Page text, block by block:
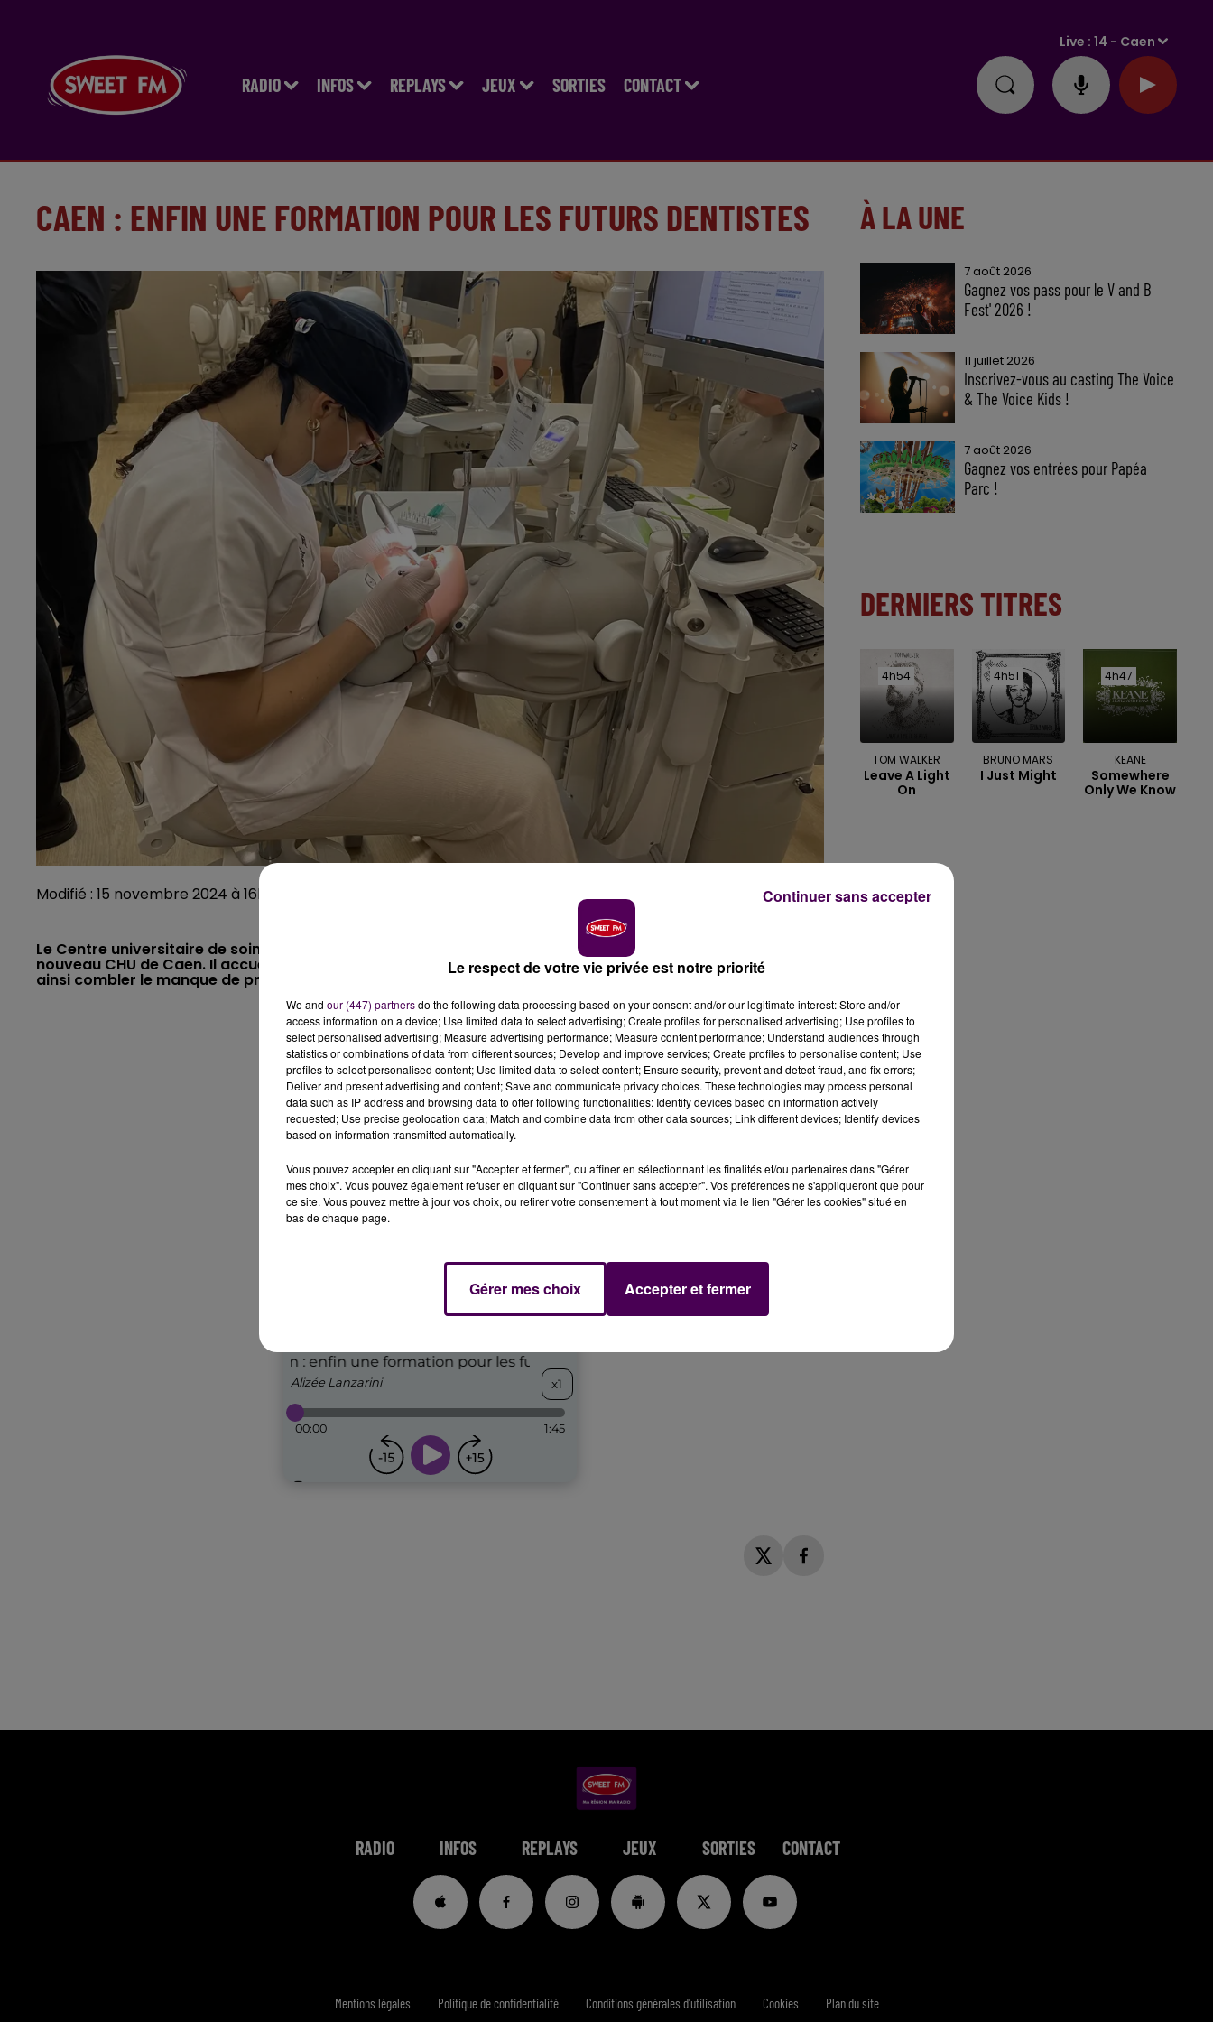
RADIO INFOS REPLAYS JEUX SORTIES CONTACT
Live :14 - Caen
CAEN : ENFIN UNE FORMATION POUR LES FUTURS DENTISTES
Modifié : 15 novembre 2024 à 16h21 par Alizée Lanzarini / crédit photo : Sweet FM
Le Centre universitaire de soins dentaires a été officiellement inauguré ce jeudi 14 novembre sur le site du
nouveau CHU de Caen. Il accueille des patients mais surtout, il permet de former les futurs dentistes et
ainsi combler le manque de praticiens dans la région.
À LA UNE
7 août 2026
Gagnez vos pass pour le V and B
Fest' 2026 !
11 juillet 2026
Inscrivez-vous au casting The Voice
& The Voice Kids !
7 août 2026
Gagnez vos entrées pour Papéa
Parc !
DERNIERS TITRES
4h54
4h54
TOM WALKER
Leave A Light
On
4h51
4h51
BRUNO MARS
I Just Might
4h47
4h47
KEANE
Somewhere
Only We Know
RADIO INFOS REPLAYS JEUX SORTIES CONTACT
Mentions légales Politique de confidentialité Conditions générales d'utilisation Cookies Plan du site
Le respect de votre vie privée est notre priorité
We and our (447) partnersdo the following data processing based on your consent and/or our legitimate interest: Store and/or
access information on a device; Use limited data to select advertising; Create profiles for personalised advertising; Use profiles to
select personalised advertising; Measure advertising performance; Measure content performance; Understand audiences through
statistics or combinations of data from different sources; Develop and improve services; Create profiles to personalise content; Use
profiles to select personalised content; Use limited data to select content; Ensure security, prevent and detect fraud, and fix errors;
Deliver and present advertising and content; Save and communicate privacy choices. These technologies may process personal
data such as IP address and browsing data to offer following functionalities: Identify devices based on information actively
requested; Use precise geolocation data; Match and combine data from other data sources; Link different devices; Identify devices
based on information transmitted automatically.
Vous pouvez accepter en cliquant sur "Accepter et fermer", ou affiner en sélectionnant les finalités et/ou partenaires dans "Gérer
mes choix". Vous pouvez également refuser en cliquant sur "Continuer sans accepter". Vos préférences ne s'appliqueront que pour
ce site. Vous pouvez mettre à jour vos choix, ou retirer votre consentement à tout moment via le lien "Gérer les cookies" situé en
bas de chaque page.
Gérer mes choix Accepter et fermer
Continuer sans accepter